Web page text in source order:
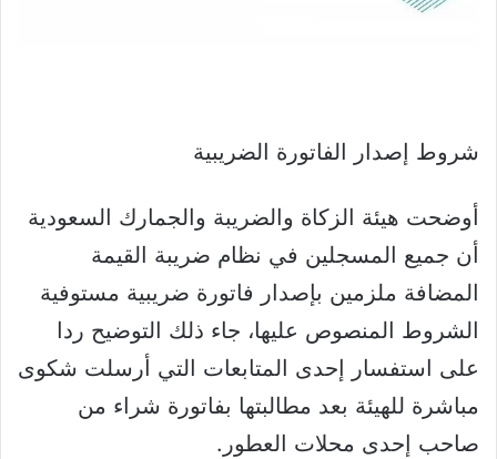
شروط إصدار الفاتورة الضريبية
أوضحت هيئة الزكاة والضريبة والجمارك السعودية
أن جميع المسجلين في نظام ضريبة القيمة
المضافة ملزمين بإصدار فاتورة ضريبية مستوفية
الشروط المنصوص عليها، جاء ذلك التوضيح ردا
على استفسار إحدى المتابعات التي أرسلت شكوى
مباشرة للهيئة بعد مطالبتها بفاتورة شراء من
صاحب إحدى محلات العطور.